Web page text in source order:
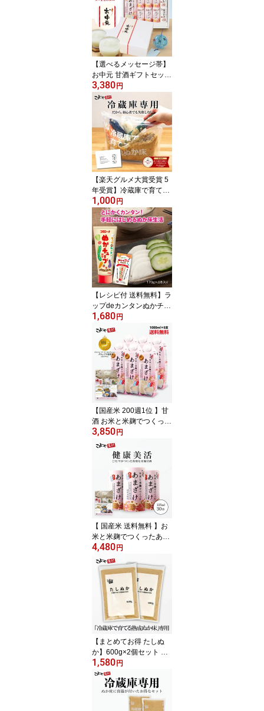
【選べるメッセージ帯】
お中元 甘酒ギフトセット
こうじや里村 甘酒 ギフ
ト お米と米麹でつくった
あまざけ 送料無料 プレ
ゼント 敬老の日 内祝 内
祝い お祝い お礼 贈答品
あまざけ 腸活 ノンアル
コール 砂糖不使用 無塩
国産 米麹甘酒 コーセー
フーズ こうじや里村
3,380 円
【楽天グルメ大賞受賞 5
年受賞】冷蔵庫で育てる
熟成ぬか床 スタートセッ
ト 送料無料 ガイドブッ
ク付き 1000円ポッキリ
夏野菜にも ぬか床 ぬか
ぬかどこ 糠床 糠 ぬか漬
け 糠漬け ぬか床セット
容器 漬物 漬け物 発酵食
品 腸活 初心者 簡単
1,000 円
【レシピ付 送料無料】ラ
ップdeカンタンぬかチュ
ーブ 4本 ラップで ぬかチ
ューブ ぬか 糠 ぬか漬け
の素 熟成ぬか床 ぬか床
糠床 ぬかどこ ぬか漬け
糠漬け 熟成 糠漬けの素
チューブ 発酵 漬物 漬け
物 糠みそ 乳酸菌 発酵食
品 菌活 腸活 こうじや里
村 コーセーフーズ
1,680 円
【国産米 200週1位 】甘
酒 お米と米麹でつくった
あまざけ 1L×6本 送料無
料 米麹 砂糖不使用 無塩
ノンアルコール 粒なし
無添加 米麹甘酒 腸活 菌
活 美活 発酵食品 あまざ
け 麹 米こうじ あま酒 国
産 紙 パック こうじや里
村
3,850 円
【 国産米 送料無料 】お
米と米麹でつくったあま
ざけ 125ml×30本 甘酒 紙
パック こうじや里村 国
産 米麹 砂糖不使用 無塩
ノンアルコール 携帯用
プレゼント ギフト 粒な
し 米麹甘酒 腸活 美活 菌
活 豆乳 あまざけ 麹 米こ
うじ あま酒
4,480 円
【まとめてお得 たしぬ
か】600g×2個セット 冷
蔵庫で育てる熟成ぬか床
シリーズ 送料無料 足し
ぬか 足し糠 補充用 いり
ぬか 糠 ぬか ぬか床 糠床
ぬか漬け ぬか漬 糠漬け
1,580 円